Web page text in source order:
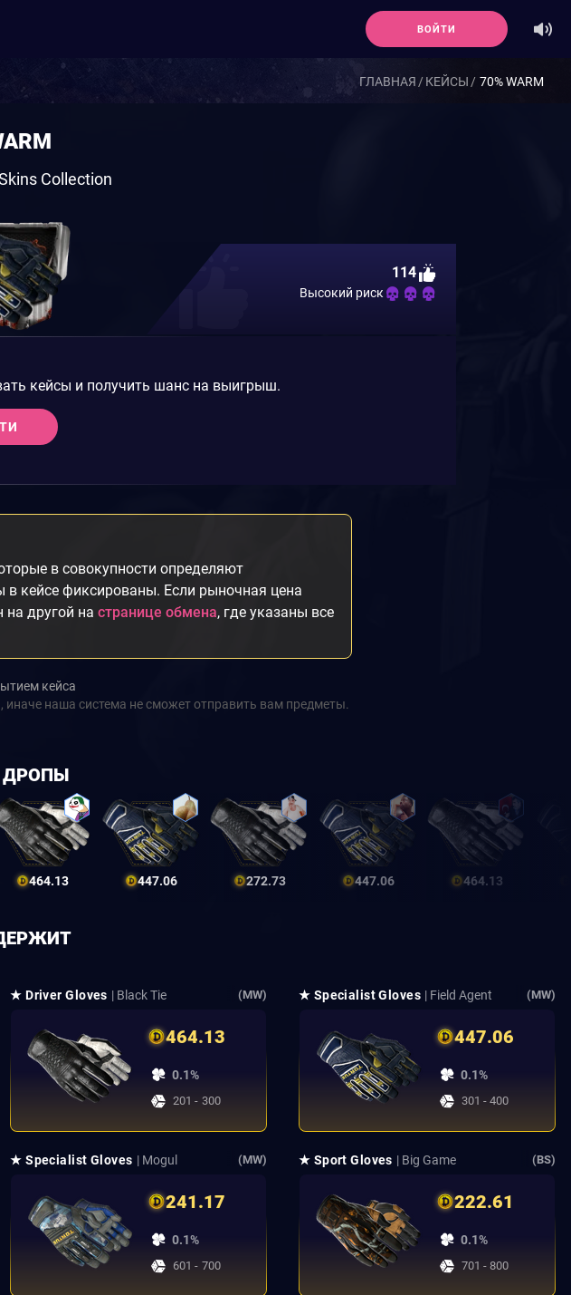
ВОЙТИ
ГЛАВНАЯ КЕЙСЫ 70% WARM
Collection
114
Высокий риск
кейсы и получить шанс на выигрыш.
в совокупности определяют
кейсе фиксированы. Если рыночная цена
на другой на странице обмена, где указаны все
кейса
наша система не сможет отправить вам предметы.
464.13 447.06 272.73 447.06 464.13
★ Driver Gloves | Black Tie (MW)
464.13
0.1%
201 - 300
★ Specialist Gloves | Field Agent (MW)
447.06
0.1%
301 - 400
★ Specialist Gloves | Mogul (MW)
241.17
0.1%
601 - 700
★ Sport Gloves | Big Game (BS)
222.61
0.1%
701 - 800